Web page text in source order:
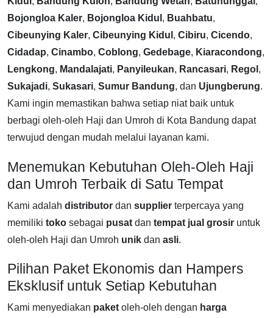
Bojongloa Kaler, Bojongloa Kidul , Buahbatu,
Cibeunying Kaler, Cibeunying Kidul , Cibiru, Cicendo,
Cidadap, Cinambo, Coblong, Gedebage, Kiaracondong,
Lengkong, Mandalajati, Panyileukan, Rancasari, Regol ,
Sukajadi, Sukasari, Sumur Bandung, dan Ujungberung.
Kami ingin memastikan bahwa setiap niat baik untuk
berbagi oleh-oleh Haji dan Umroh di Kota Bandung dapat
terwujud dengan mudah melalui layanan kami.
Menemukan Kebutuhan Oleh-Oleh Haji
dan Umroh Terbaik di Satu Tempat
Kami adalah distributor dan supplier terpercaya yang
memiliki toko sebagai pusat dan tempat jual grosir untuk
oleh-oleh Haji dan Umroh unik dan asli.
Pilihan Paket Ekonomis dan Hampers
Eksklusif untuk Setiap Kebutuhan
Kami menyediakan paket oleh-oleh dengan harga